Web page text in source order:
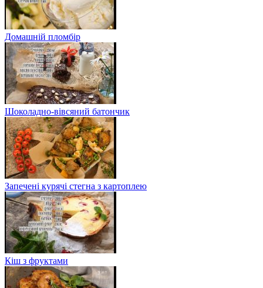
Домашній пломбір
Шоколадно-вівсяний батончик
Запечені курячі стегна з картоплею
Кіш з фруктами